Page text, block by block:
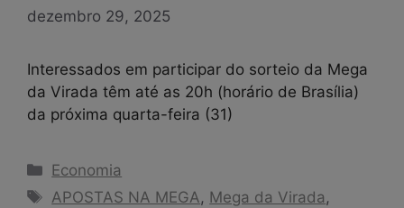
dezembro 29, 2025
Interessados em participar do sorteio da Mega
da Virada têm até as 20h (horário de Brasília)
da próxima quarta-feira (31)
Categorias
Economia
Tags
APOSTAS NA MEGA, Mega da Virada ,